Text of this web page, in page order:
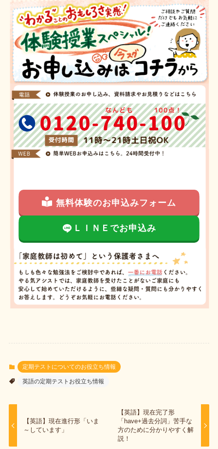
無料体験のお申込みフォーム
ＬＩＮＥでお申込み
定期テストについてのお役立ち情報
英語の定期テストお役立ち情報
【英語】現在進行形「いま
～しています」
【英語】現在完了形
「have+過去分詞」苦手な
方のために分かりやすく解
説！